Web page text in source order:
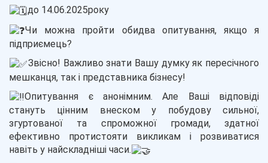
до 14.06.2025року
Чи можна пройти обидва опитування, якщо я
підприємець?
Звісно! Важливо знати Вашу думку як пересічного
мешканця, так і представника бізнесу!
Опитування є анонімним. Але Ваші відповіді
стануть цінним внеском у побудову сильної,
згуртованої та спроможної громади, здатної
ефективно протистояти викликам і розвиватися
навіть у найскладніші часи.